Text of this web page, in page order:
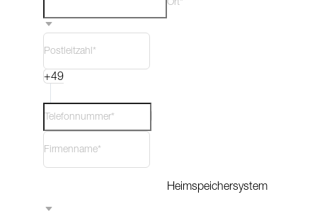
+49
Heimspeichersystem